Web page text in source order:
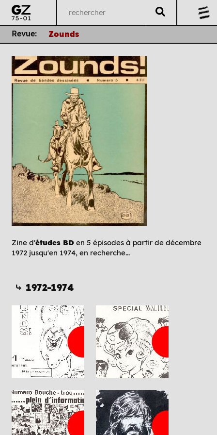
Revue: Zounds
Zine d'études BD en 5 épisodes à partir de décembre
1972 jusqu'en 1974, en recherche...
⤷ 1972-1974